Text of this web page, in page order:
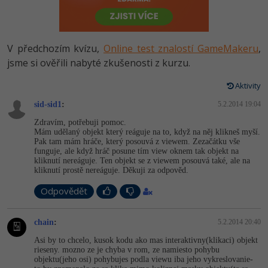
HTML5, CSS3, Bootstrap, SEO
SQL a databáze
UML a návrhové vzory
React
Spring
ASP.NET MVC
Best practices
JavaScript
HTML / CSS
UML a návrhové vzory
MySQL/MariaDB
MS-SQL
Vývojář mobilních aplikací
C# Game developer
Tester
Systémový administrátor
Grafik / UX/UI návrhář
Databázový analytik
-80%
-80%
PHP -80%
Swift -80%
Kotlin -80%
-80%
SQL
Návrh SW -80%
V předchozím kvízu, Online test znalostí GameMakeru,
jsme si ověřili nabyté zkušenosti z kurzu.
Aktivity
sid-sid1: 5.2.2014 19:04
Zdravím, potřebuji pomoc.
Mám udělaný objekt který reáguje na to, když na něj klikneš myší.
Pak tam mám hráče, který posouvá z viewem. Zezačátku vše
funguje, ale když hráč posune tím view oknem tak objekt na
kliknutí nereáguje. Ten objekt se z viewem posouvá také, ale na
kliknutí prostě nereáguje. Děkuji za odpověd.
Odpovědět
chain: 5.2.2014 20:40
Asi by to chcelo, kusok kodu ako mas interaktivny(kli­kaci) objekt
rieseny. mozno ze je chyba v rom, ze namiesto pohybu
objektu(jeho osi) pohybujes podla viewu iba jeho vykreslovanie-